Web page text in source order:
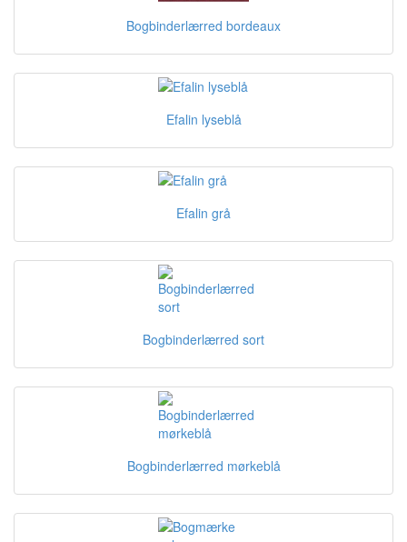
Bogbinderlærred bordeaux
Efalin lyseblå
Efalin grå
Bogbinderlærred sort
Bogbinderlærred mørkeblå